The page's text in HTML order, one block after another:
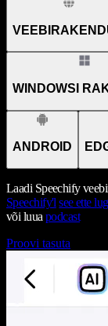
WINDOWSI
ANDROID
Laadi Speechify
Speechify'l see ette
või luua podcast
Proovi tasuta